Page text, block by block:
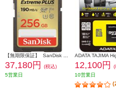
37,180円
(税込)
5営業日
12,100円
(
10営業日